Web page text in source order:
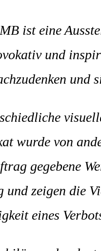
ist eine
und
wurde von
gegebene
und zeigen die
eines